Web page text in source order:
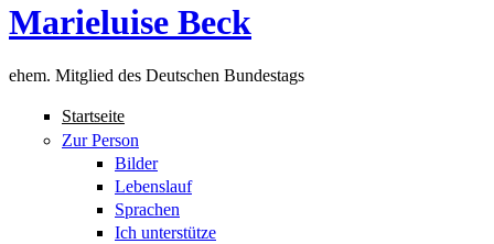
Marieluise Beck
ehem. Mitglied des Deutschen Bundestags
Startseite
Zur Person
Bilder
Lebenslauf
Sprachen
Ich unterstütze